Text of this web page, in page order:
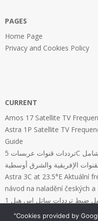
PAGES
Home Page
Privacy and Cookies Policy
CURRENT
Amos 17 Satellite TV
Astra 1P Satellite TV
Guide
ترددات قنوات عربسات 5C على مدار 20 درجة شرقاً دليلك الشامل
الإفريقية والشرق أوسطية
Astra 3C at 23.5°E Aktuální
návod na naladění českých
"Cookies provided by